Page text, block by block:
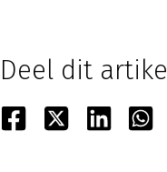
Deel dit